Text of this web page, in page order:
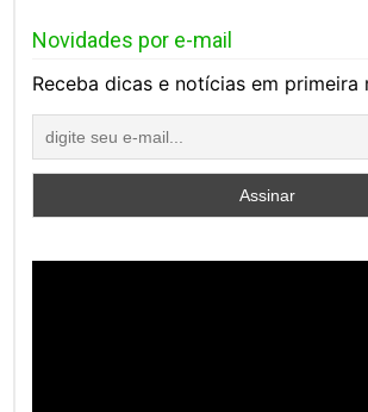
Novidades por e-mail
Receba dicas e notícias em primeira